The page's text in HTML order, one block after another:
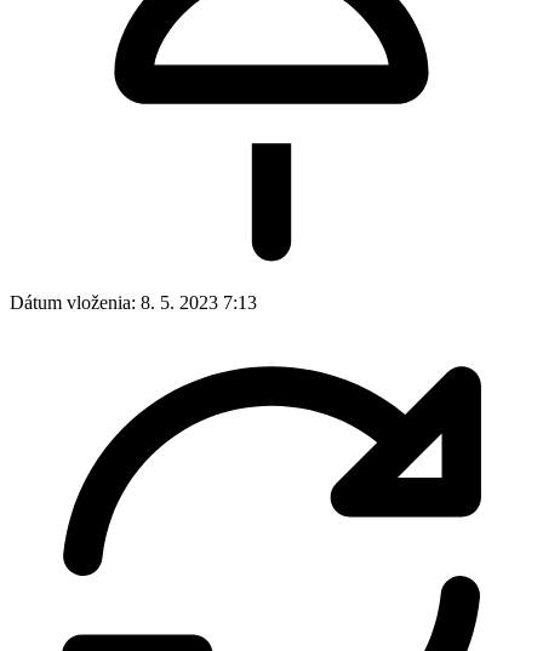
Dátum vloženia: 8. 5. 2023 7:13